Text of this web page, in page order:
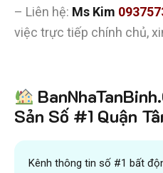
– Liên hệ: Ms Kim
việc trực tiếp chính chủ,
Tiết kiệmhơn 90% thời gian
và kiếm được nhiều tiền
đội ngũ chuyên gia
Trên 10.500
Nhanh
Sản Số #1 Quận
Kênh thông tin số #1 bất